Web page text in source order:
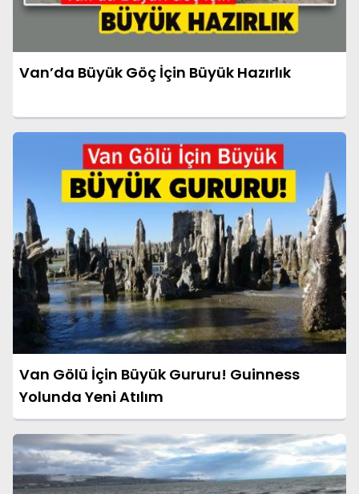
Van’da Büyük Göç İçin Büyük Hazırlık
Van Gölü İçin Büyük Gururu! Guinness
Yolunda Yeni Atılım